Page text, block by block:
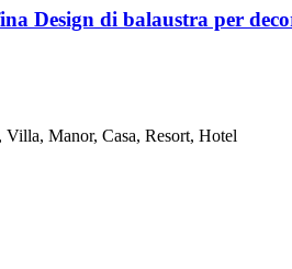
Design di balaustra per
Manor, Casa, Resort, Hotel